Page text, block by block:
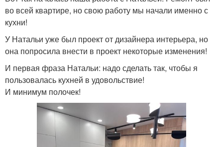
во всей квартире, но свою работу мы начали именно с
кухни!
У Натальи уже был проект от дизайнера интерьера, но
она попросила внести в проект некоторые изменения!
И первая фраза Натальи: надо сделать так, чтобы я
пользовалась кухней в удовольствие!
И минимум полочек!